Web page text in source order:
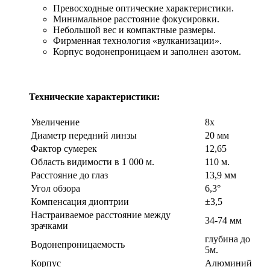
Превосходные оптические характеристики.
Минимальное расстояние фокусировки.
Небольшой вес и компактные размеры.
Фирменная технология «вулканизации».
Корпус водонепроницаем и заполнен азотом.
Технические характеристики:
Увеличение
8x
Диаметр передний линзы
20 мм
Фактор сумерек
12,65
Область видимости в 1 000 м.
110 м.
Расстояние до глаз
13,9 мм
Угол обзора
6,3°
Компенсация диоптрии
±3,5
Настраиваемое расстояние между
зрачками
34-74 мм
Водонепроницаемость
глубина до
5м.
Корпус
Алюминий